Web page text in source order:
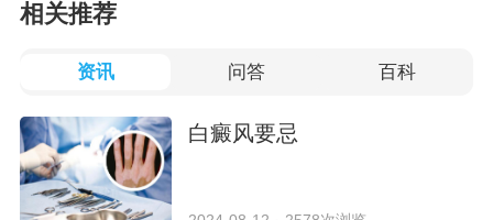
相关推荐
资讯 问答 百科
白癜风要忌